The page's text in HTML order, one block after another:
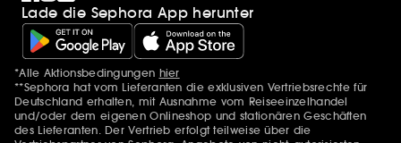
Lade die Sephora App herunter
Zusätzlich Erwähnungen
*Alle Aktionsbedingungen hier
**Sephora hat vom Lieferanten die exklusiven Vertriebsrechte für
Deutschland erhalten, mit Ausnahme vom Reiseeinzelhandel
und/oder dem eigenen Onlineshop und stationären Geschäften
des Lieferanten. Der Vertrieb erfolgt teilweise über die